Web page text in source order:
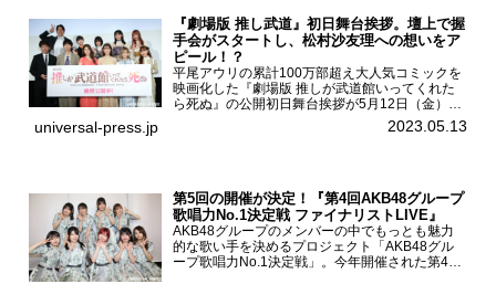
『劇場版 推し武道』初日舞台挨拶。壇上で握
手会がスタートし、松村沙友理への想いをア
ピール！？
平尾アウリの累計100万部超え大人気コミックを
映画化した『劇場版 推しが武道館いってくれた
ら死ぬ』の公開初日舞台挨拶が5月12日（金）新
宿バルト9で開催され、出演者の松村沙友理、中
村里帆、MOMO(@onefive)、KANO(@onefi...
universal-press.jp 2023.05.13
第5回の開催が決定！『第4回AKB48グループ
歌唱力No.1決定戦 ファイナリストLIVE』
AKB48グループのメンバーの中でもっとも魅力
的な歌い手を決めるプロジェクト「AKB48グル
ープ歌唱力No.1決定戦」。今年開催された第4回